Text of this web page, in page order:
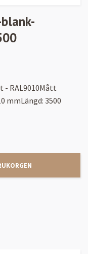
- RAL9010Mått
mmLängd: 3500